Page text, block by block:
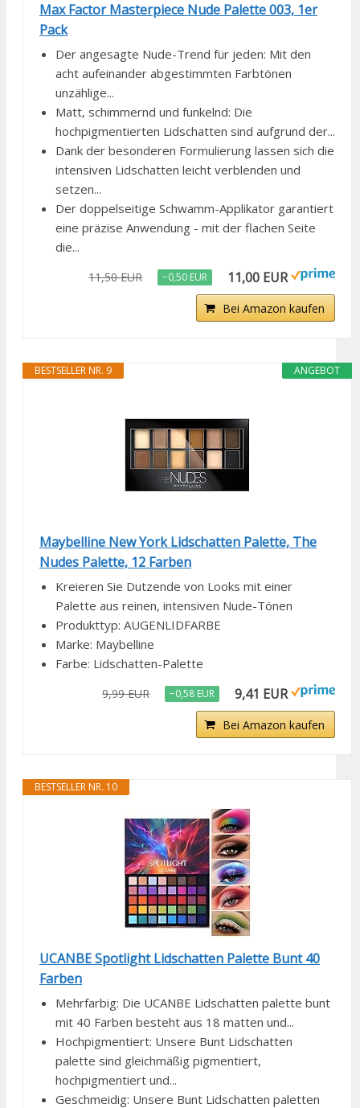
Max Factor Masterpiece Nude Palette 003, 1er
Pack
Der angesagte Nude-Trend für jeden: Mit den
acht aufeinander abgestimmten Farbtönen
unzählige...
Matt, schimmernd und funkelnd: Die
hochpigmentierten Lidschatten sind aufgrund der...
Dank der besonderen Formulierung lassen sich die
intensiven Lidschatten leicht verblenden und
setzen...
Der doppelseitige Schwamm-Applikator garantiert
eine präzise Anwendung - mit der flachen Seite
die...
11,50 EUR −0,50 EUR 11,00 EUR
Bei Amazon kaufen
ANGEBOT
BESTSELLER NR. 9
Maybelline New York Lidschatten Palette, The
Nudes Palette, 12 Farben
Kreieren Sie Dutzende von Looks mit einer
Palette aus reinen, intensiven Nude-Tönen
Produkttyp: AUGENLIDFARBE
Marke: Maybelline
Farbe: Lidschatten-Palette
9,99 EUR −0,58 EUR 9,41 EUR
Bei Amazon kaufen
BESTSELLER NR. 10
UCANBE Spotlight Lidschatten Palette Bunt 40
Farben
Mehrfarbig: Die UCANBE Lidschatten palette bunt
mit 40 Farben besteht aus 18 matten und...
Hochpigmentiert: Unsere Bunt Lidschatten
palette sind gleichmäßig pigmentiert,
hochpigmentiert und...
Geschmeidig: Unsere Bunt Lidschatten paletten